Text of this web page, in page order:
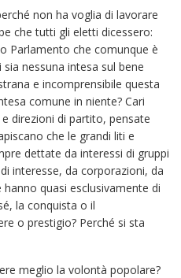
non ha voglia di lavorare
che tutti gli eletti dicessero:
Parlamento che comunque è
nessuna intesa sul bene
e incomprensibile questa
comune in niente? Cari
direzioni di partito, pensate
che le grandi liti e
dettate da interessi di gruppi
interesse, da corporazioni, da
quasi esclusivamente di
la conquista o il
o prestigio? Perché si sta
meglio la volontà popolare?